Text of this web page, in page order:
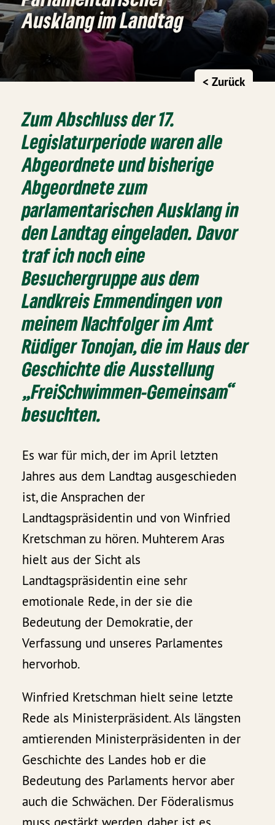
Ausklang im Landtag
< Zurück
Zum Abschluss der 17.
Legislaturperiode waren alle
Abgeordnete und bisherige
Abgeordnete zum
parlamentarischen Ausklang in
den Landtag eingeladen. Davor
traf ich noch eine
Besuchergruppe aus dem
Landkreis Emmendingen von
meinem Nachfolger im Amt
Rüdiger Tonojan, die im Haus der
Geschichte die Ausstellung
„FreiSchwimmen-Gemeinsam“
besuchten.
Es war für mich, der im April letzten
Jahres aus dem Landtag ausgeschieden
ist, die Ansprachen der
Landtagspräsidentin und von Winfried
Kretschman zu hören. Muhterem Aras
hielt aus der Sicht als
Landtagspräsidentin eine sehr
emotionale Rede, in der sie die
Bedeutung der Demokratie, der
Verfassung und unseres Parlamentes
hervorhob.
Winfried Kretschman hielt seine letzte
Rede als Ministerpräsident. Als längsten
amtierenden Ministerpräsidenten in der
Geschichte des Landes hob er die
Bedeutung des Parlaments hervor aber
auch die Schwächen. Der Föderalismus